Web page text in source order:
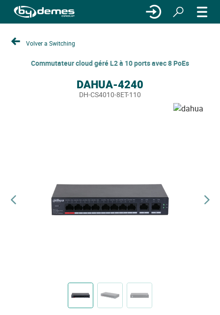
Volver a Switching
Commutateur cloud géré L2 à 10 ports avec 8 PoEs
DAHUA-4240
DH-CS4010-8ET-110